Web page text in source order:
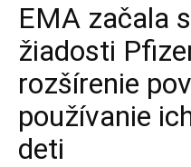
EMA začala
žiadosti
rozšírenie
používanie
deti